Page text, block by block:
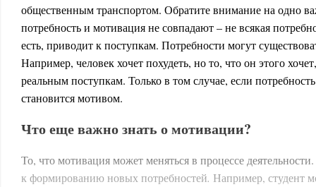
общественным транспортом. Обратите внимание на одно
потребность и мотивация не совпадают – не всякая
есть, приводит к поступкам. Потребности могут
Например, человек хочет похудеть, но то, что он этого
реальным поступкам. Только в том случае, если
становится мотивом.
Что еще важно знать о мотивации?
То, что мотивация может меняться в процессе
к формированию новых потребностей. Например, студент